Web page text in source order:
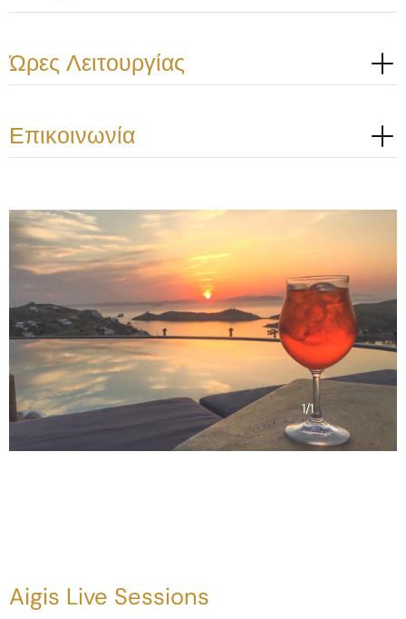
Ώρες Λειτουργίας
Επικοινωνία
1/1
Aigis Live Sessions